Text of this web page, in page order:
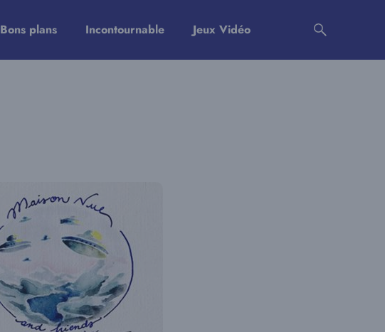
Bons plans Incontournable Jeux Vidéo